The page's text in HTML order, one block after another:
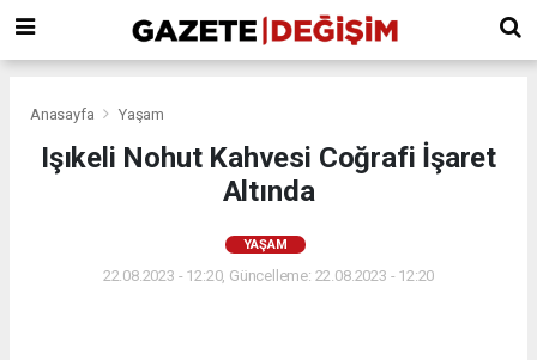
Anasayfa Yaşam
Işıkeli Nohut Kahvesi Coğrafi İşaret
Altında
YAŞAM
22.08.2023 - 12:20, Güncelleme: 22.08.2023 - 12:20